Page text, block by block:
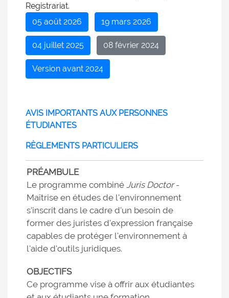
Registrariat.
05 août 2026
19 mars 2026
04 juillet 2025 08 février 2024
Version avant 2024
AVIS IMPORTANTS AUX PERSONNES
ÉTUDIANTES
RÈGLEMENTS PARTICULIERS
PRÉAMBULE
Le programme combiné Juris Doctor-
Maîtrise en études de l'environnement
s'inscrit dans le cadre d'un besoin de
former des juristes d'expression française
capables de protéger l'environnement à
l'aide d'outils juridiques.
OBJECTIFS
Ce programme vise à offrir aux étudiantes